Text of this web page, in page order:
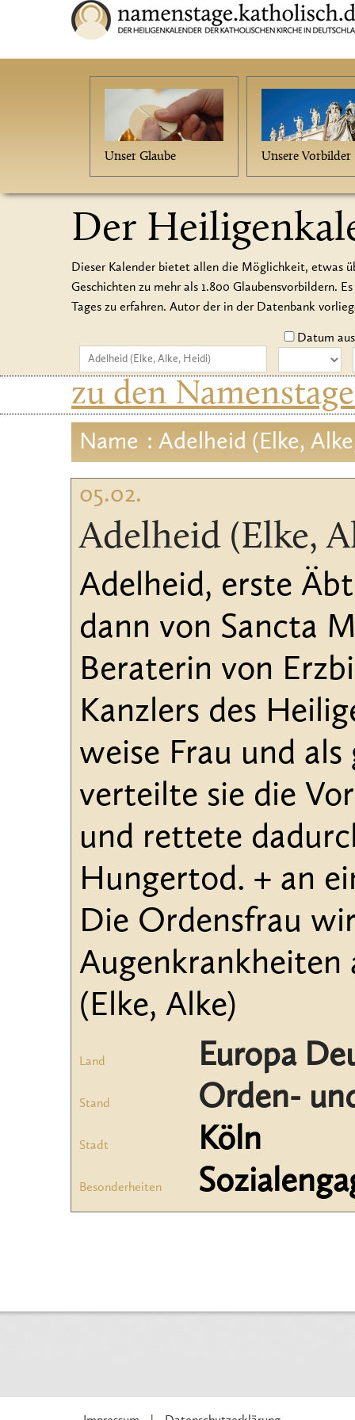
Unser Glaube Unsere Vorbilder
Der
Dieser Kalender bietet allen die Möglichkeit, etwas
Geschichten zu mehr als 1.800 Glaubensvorbildern.
Tages zu erfahren. Autor der in der Datenbank
Datum
zu den
Name : Adelheid (Elke,
05.02.
Adelheid (Elke,
Adelheid, erste
dann von Sancta
Beraterin von
Kanzlers des
weise Frau und
verteilte sie die
und rettete
Hungertod. + an
Die Ordensfrau
Augenkrankheiten
(Elke, Alke)
Land Europa
Stand Orden-
Stadt Köln
Besonderheiten